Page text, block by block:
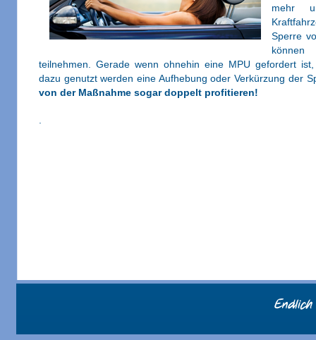
mehr
Sperre
teilnehmen. Gerade wenn ohnehin eine MPU gefordert
dazu genutzt werden eine Aufhebung oder Verkürzung der
von der Maßnahme sogar doppelt profitieren!